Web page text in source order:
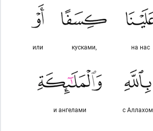
на нас
кусками,
или
с Аллахом
и ангелами